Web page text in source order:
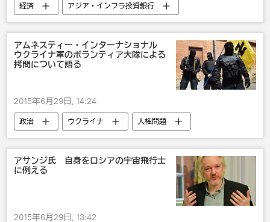
経済
アジア・インフラ投資銀行
アジアインフラ投資銀行
アムネスティー・インターナショナル
ウクライナ軍のボランティア大隊による
拷問について語る
2015年6月29日, 14:24
政治 ウクライナ
人権問題
ウクライナ危機
アサンジ氏 自身をロシアの宇宙飛行士
に例える
2015年6月29日, 13:42